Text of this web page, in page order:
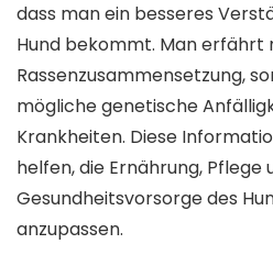
dass man ein besseres
Hund bekommt. Man erfährt
Rassenzusammensetzung,
mögliche genetische
Krankheiten. Diese
helfen, die Ernährung, Pflege
Gesundheitsvorsorge des
anzupassen.